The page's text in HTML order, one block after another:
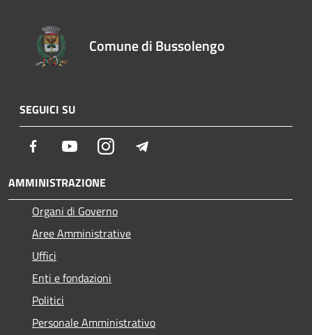
Comune di Bussolengo
SEGUICI SU
Facebook YoutubeInstagram
AMMINISTRAZIONE
Organi di Governo
Aree Amministrative
Uffici
Enti e fondazioni
Politici
Personale Amministrativo